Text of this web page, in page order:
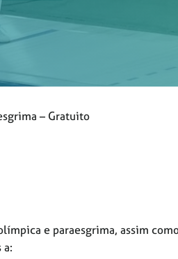
– Gratuito
e paraesgrima, assim